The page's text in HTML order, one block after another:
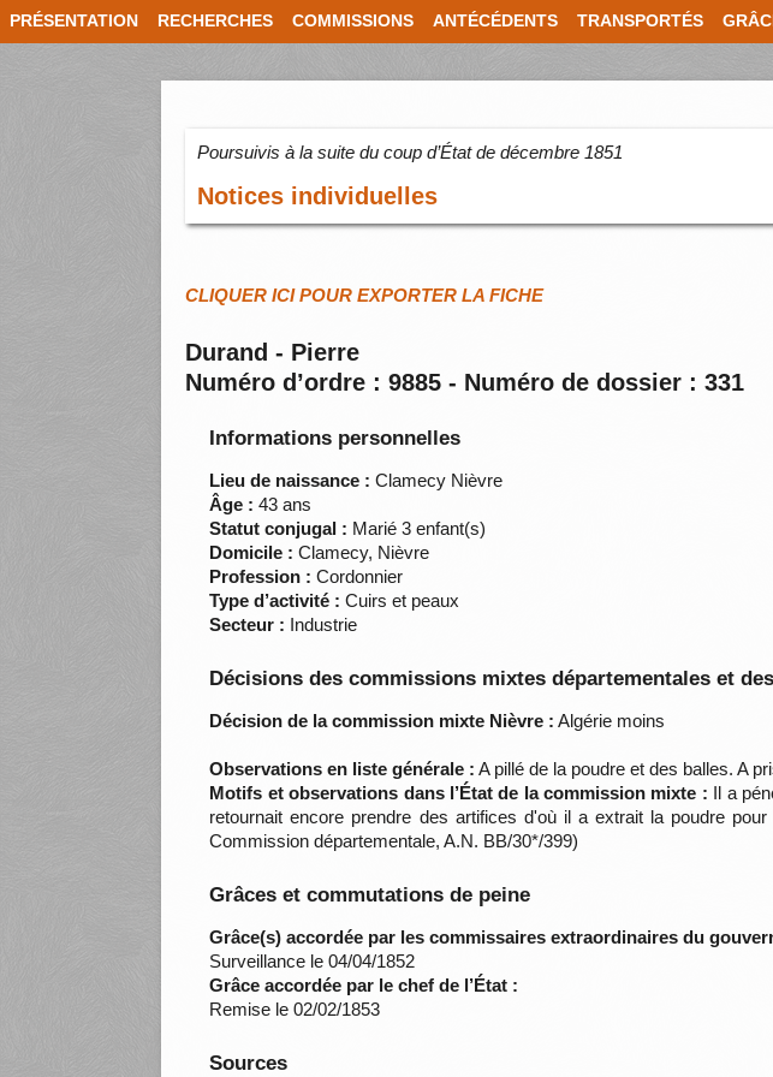
PRÉSENTATION RECHERCHES COMMISSIONS ANTÉCÉDENTS TRANSPORTÉS
Poursuivis à la suite du coup d’État de décembre 1851
Notices individuelles
CLIQUER ICI POUR EXPORTER LA FICHE
Durand - Pierre
Numéro d’ordre : 9885 - Numéro de dossier : 331
Informations personnelles
Lieu de naissance : Clamecy Nièvre
Âge : 43 ans
Statut conjugal : Marié 3 enfant(s)
Domicile : Clamecy, Nièvre
Profession : Cordonnier
Type d’activité : Cuirs et peaux
Secteur : Industrie
Décisions des commissions mixtes départementales et
Décision de la commission mixte Nièvre : Algérie moins
Observations en liste générale : A pillé de la poudre et des balles. A
Motifs et observations dans l’État de la commission mixte : Il a
retournait encore prendre des artifices d'où il a extrait la poudre
Commission départementale, A.N. BB/30*/399)
Grâces et commutations de peine
Grâce(s) accordée par les commissaires extraordinaires du
Surveillance le 04/04/1852
Grâce accordée par le chef de l’État :
Remise le 02/02/1853
Sources